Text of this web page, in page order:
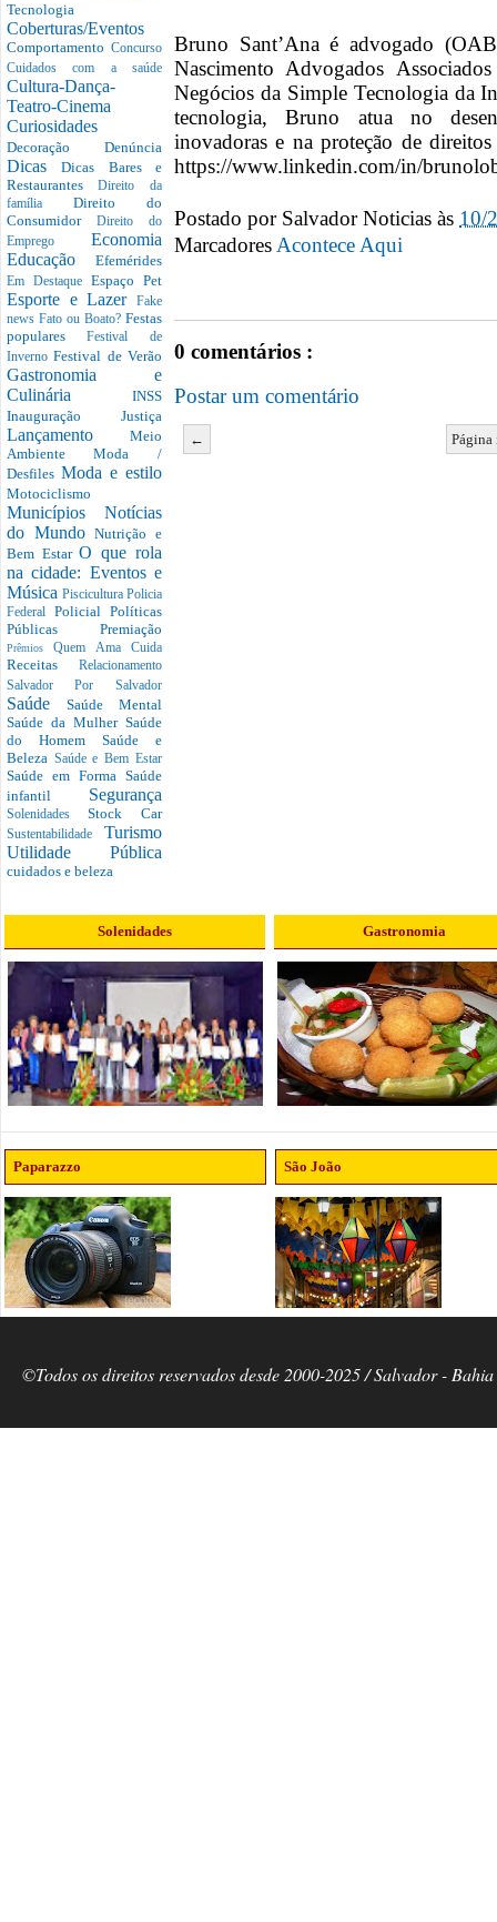
Tecnologia
Coberturas/Eventos
Comportamento Concurso
Cuidados com a saúde
Cultura-Dança-
Teatro-Cinema
Curiosidades
Decoração Denúncia
DicasDicas Bares e
RestaurantesDireito da
família Direito do
Consumidor Direito do
Emprego Economia
Educação Efemérides
Em Destaque Espaço Pet
Esporte e Lazer
Fake
news Fato ou Boato? Festas
popularesFestival de
InvernoFestival de Verão
Gastronomia e
Culinária INSS
Inauguração Justiça
Lançamento Meio
AmbienteModa /
Desfiles Moda e estilo
Motociclismo
Municípios Notícias
do MundoNutrição e
Bem EstarO que rola
na cidade: Eventos e
Música Piscicultura Policia
Federal Policial Políticas
Públicas Premiação
PrêmiosQuem Ama Cuida
Receitas Relacionamento
Salvador Por Salvador
Saúde Saúde Mental
Saúde da Mulher Saúde
do Homem Saúde e
Beleza Saúde e Bem Estar
Saúde em Forma Saúde
infantil Segurança
SolenidadesStock Car
Sustentabilidade Turismo
Utilidade Pública
cuidados e beleza
Bruno Sant’Ana é advogado
Nascimento Advogados
Negócios da Simple Tecnologia da
tecnologia, Bruno atua no
inovadoras e na proteção de
https://www.linkedin.com/in/
Postado por Salvador Noticias às 10/
MarcadoresAcontece Aqui
0 comentários :
Postar um comentário
←
Solenidades Gastronomia
Paparazzo São João
©Todos os direitos reservados desde 2000-2025 / Salvador -